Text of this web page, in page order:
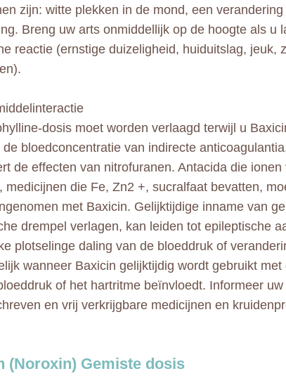
zijn: witte plekken in de mond, een
Breng uw arts onmiddellijk op de hoogte als u
reactie (ernstige duizeligheid, huiduitslag, jeuk,
dosis moet worden verlaagd terwijl u
de bloedconcentratie van indirecte
de effecten van nitrofuranen. Antacida die ionen
medicijnen die Fe, Zn2 +, sucralfaat bevatten,
met Baxicin. Gelijktijdige inname van
drempel verlagen, kan leiden tot epileptische
plotselinge daling van de bloeddruk of
wanneer Baxicin gelijktijdig wordt gebruikt
of het hartritme beïnvloedt. Informeer
en vrij verkrijgbare medicijnen en
(Noroxin) Gemiste dosis